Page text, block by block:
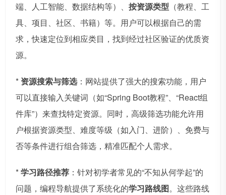
端、人工智能、数据结构等）、 按资源类型 （教程、工
具、项目、社区、书籍）等。用户可以根据自己的需
求，快速定位到相应类目，找到经过社区验证的优质资
源。
* 资源搜索与筛选：网站提供了强大的搜索功能，用户
可以直接输入关键词（如“Spring Boot教程”、“React组
件库”）来查找特定资源。同时，高级筛选功能允许用
户根据资源类型、难度等级（如入门、进阶）、免费与
否等条件进行组合筛选，精准匹配个人需求。
*学习路径推荐 ：针对初学者常见的“不知从何学起”的
问题，编程导航提供了系统化的学习路线图。这些路线